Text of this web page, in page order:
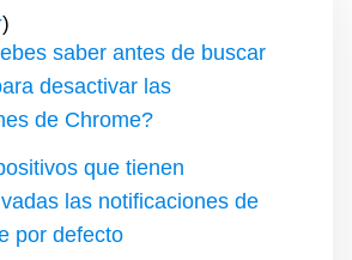
)
saber antes de buscar
desactivar las
de Chrome?
que tienen
las notificaciones de
por defecto